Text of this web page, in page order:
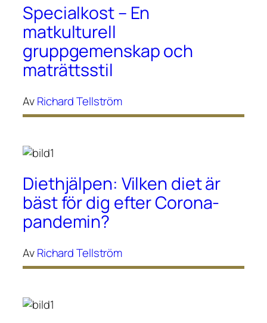
Specialkost – En
matkulturell
gruppgemenskap och
maträttsstil
AvRichard Tellström
Diethjälpen: Vilken diet är
bäst för dig efter Corona-
pandemin?
AvRichard Tellström